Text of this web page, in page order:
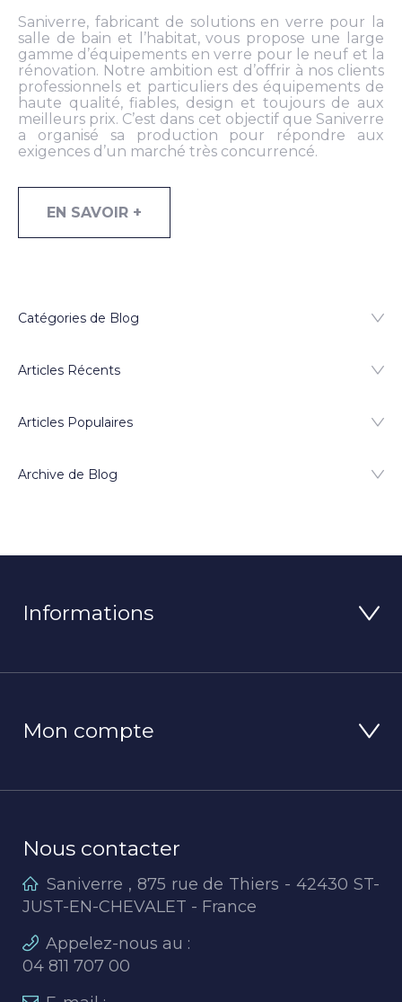
Saniverre, fabricant de solutions en verre pour la
salle de bain et l’habitat, vous propose une large
gamme d’équipements en verre pour le neuf et la
rénovation. Notre ambition est d’offrir à nos clients
professionnels et particuliers des équipements de
haute qualité, fiables, design et toujours de aux
meilleurs prix. C’est dans cet objectif que Saniverre
a organisé sa production pour répondre aux
exigences d’un marché très concurrencé.
EN SAVOIR +
Catégories de Blog
Articles Récents
Articles Populaires
Archive de Blog
Informations
Mon compte
Nous contacter
Saniverre , 875 rue de Thiers - 42430 ST-
JUST-EN-CHEVALET - France
Appelez-nous au :
04 811 707 00